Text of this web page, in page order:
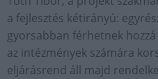
a fejlesztés kétirányú:
gyorsabban férhetnek
az intézmények számára
eljárásrend áll majd